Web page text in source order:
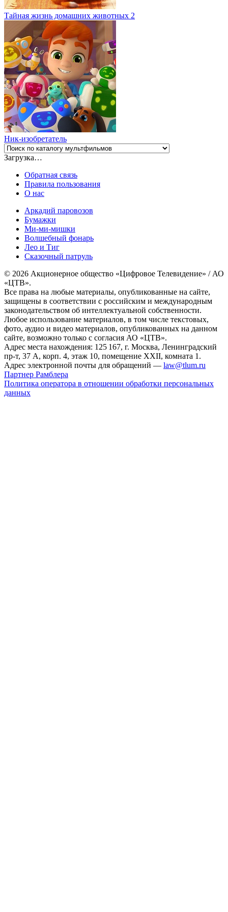
Тайная жизнь домашних животных 2
Ник-изобретатель
Загрузка…
Обратная связь
Правила пользования
О нас
Аркадий паровозов
Бумажки
Ми-ми-мишки
Волшебный фонарь
Лео и Тиг
Сказочный патруль
© 2026 Акционерное общество «Цифровое Телевидение» / АО
«ЦТВ».
Все права на любые материалы, опубликованные на сайте,
защищены в соответствии с российским и международным
законодательством об интеллектуальной собственности.
Любое использование материалов, в том числе текстовых,
фото, аудио и видео материалов, опубликованных на данном
сайте, возможно только с согласия АО «ЦТВ».
Адрес места нахождения: 125 167, г. Москва, Ленинградский
пр-т, 37 А, корп. 4, этаж 10, помещение XXII, комната 1.
Адрес электронной почты для обращений — law@tlum.ru
Партнер Рамблера
Политика оператора в отношении обработки персональных
данных